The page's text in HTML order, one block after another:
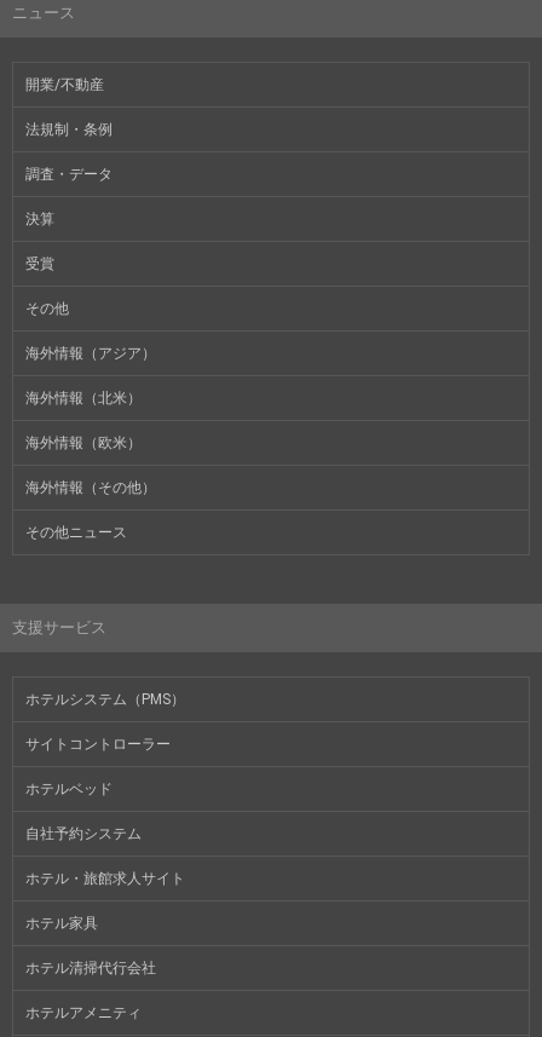
ニュース
開業/不動産
法規制・条例
調査・データ
決算
受賞
その他
海外情報（アジア）
海外情報（北米）
海外情報（欧米）
海外情報（その他）
その他ニュース
支援サービス
ホテルシステム（PMS）
サイトコントローラー
ホテルベッド
自社予約システム
ホテル・旅館求人サイト
ホテル家具
ホテル清掃代行会社
ホテルアメニティ